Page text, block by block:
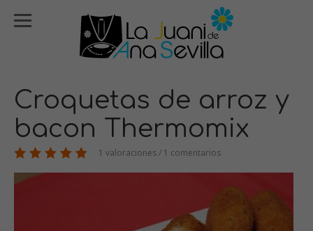
Croquetas de arroz y
bacon Thermomix
1 valoraciones / 1 comentarios